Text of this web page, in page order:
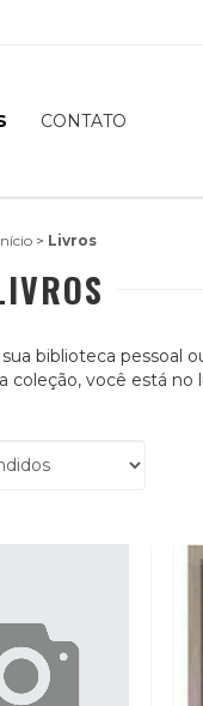
CONTATO
> Livros
biblioteca pessoal
coleção, você está no